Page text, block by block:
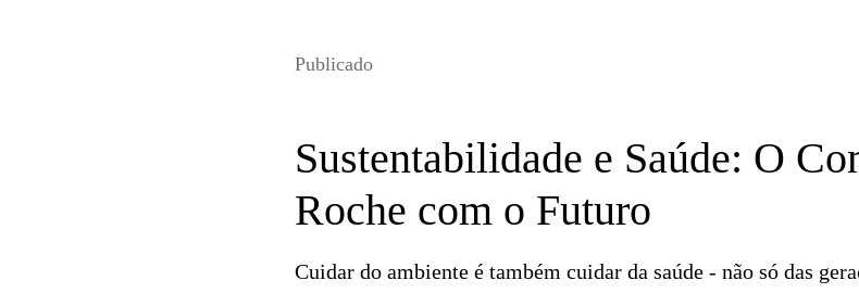
Publicado
Sustentabilidade e Saúde: O
Roche com o Futuro
Cuidar do ambiente é também cuidar da saúde - não só das